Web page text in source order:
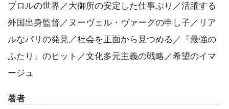
ブロルの世界／大御所の安定した仕事ぶり／活躍する
外国出身監督／ヌーヴェル・ヴァーグの申し子／リア
ルなパリの発見／社会を正面から見つめる／『最強の
ふたり』のヒット／文化多元主義の戦略／希望のイマ
ージュ
著者